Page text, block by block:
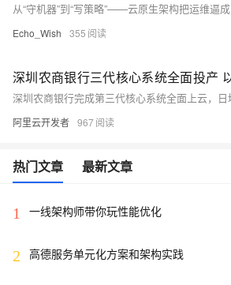
从“守机器”到“写策略”——云原生架构把运维逼
Echo_Wish 355
阿里云开发者 967
热门文章 最新文章
1 一线架构师带你玩性能优化
2 高德服务单元化方案和架构实践